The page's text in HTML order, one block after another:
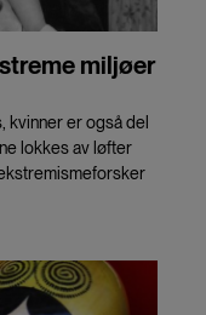
miljøer
kvinner er også del
lokkes av løfter